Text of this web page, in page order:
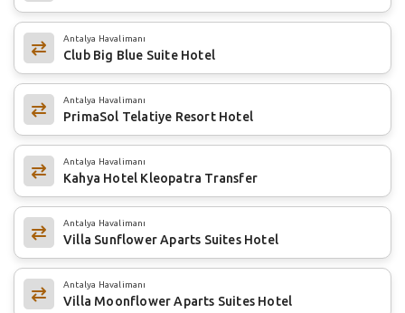
Antalya Havalimanı
Club Big Blue Suite Hotel
Antalya Havalimanı
PrimaSol Telatiye Resort Hotel
Antalya Havalimanı
Kahya Hotel Kleopatra Transfer
Antalya Havalimanı
Villa Sunflower Aparts Suites Hotel
Antalya Havalimanı
Villa Moonflower Aparts Suites Hotel